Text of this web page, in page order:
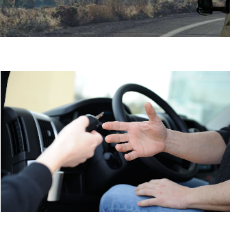
COSTO NOLEGGIO
CAMPER A FAMIGLIA -
CAMPER2GO